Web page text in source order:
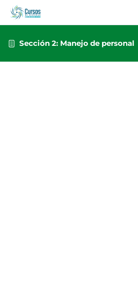
Sección 2: Manejo de personal